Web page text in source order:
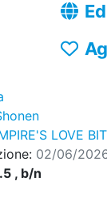
LOVE
02/06/
, b/n